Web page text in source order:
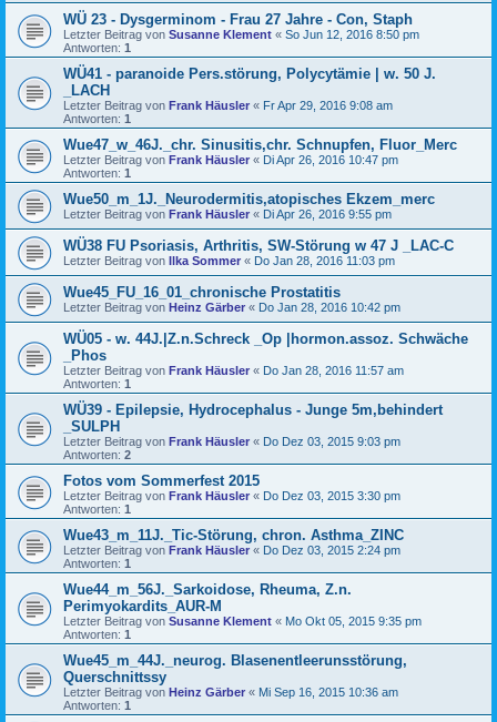
WÜ 23 - Dysgerminom - Frau 27 Jahre - Con, Staph
Letzter Beitrag von Susanne Klement « So Jun 12, 2016 8:50 pm
Antworten: 1
WÜ41 - paranoide Pers.störung, Polycytämie | w. 50 J.
_LACH
Letzter Beitrag von Frank Häusler « Fr Apr 29, 2016 9:08 am
Antworten: 1
Wue47_w_46J._chr. Sinusitis,chr. Schnupfen, Fluor_Merc
Letzter Beitrag von Frank Häusler « Di Apr 26, 2016 10:47 pm
Antworten: 1
Wue50_m_1J._Neurodermitis,atopisches Ekzem_merc
Letzter Beitrag von Frank Häusler « Di Apr 26, 2016 9:55 pm
WÜ38 FU Psoriasis, Arthritis, SW-Störung w 47 J _LAC-C
Letzter Beitrag von Ilka Sommer « Do Jan 28, 2016 11:03 pm
Wue45_FU_16_01_chronische Prostatitis
Letzter Beitrag von Heinz Gärber « Do Jan 28, 2016 10:42 pm
WÜ05 - w. 44J.|Z.n.Schreck _Op |hormon.assoz. Schwäche
_Phos
Letzter Beitrag von Frank Häusler « Do Jan 28, 2016 11:57 am
Antworten: 1
WÜ39 - Epilepsie, Hydrocephalus - Junge 5m,behindert
_SULPH
Letzter Beitrag von Frank Häusler « Do Dez 03, 2015 9:03 pm
Antworten: 2
Fotos vom Sommerfest 2015
Letzter Beitrag von Frank Häusler « Do Dez 03, 2015 3:30 pm
Antworten: 1
Wue43_m_11J._Tic-Störung, chron. Asthma_ZINC
Letzter Beitrag von Frank Häusler « Do Dez 03, 2015 2:24 pm
Antworten: 1
Wue44_m_56J._Sarkoidose, Rheuma, Z.n.
Perimyokardits_AUR-M
Letzter Beitrag von Susanne Klement « Mo Okt 05, 2015 9:35 pm
Antworten: 1
Wue45_m_44J._neurog. Blasenentleerunsstörung,
Querschnittssy
Letzter Beitrag von Heinz Gärber « Mi Sep 16, 2015 10:36 am
Antworten: 1